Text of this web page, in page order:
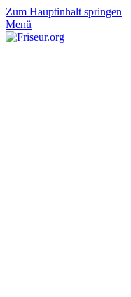
Zum Hauptinhalt springen
Menü